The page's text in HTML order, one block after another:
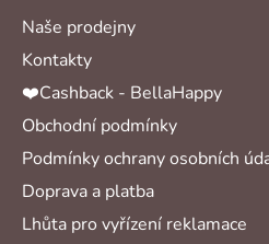
Naše prodejny
Kontakty
❤️Cashback - BellaHappy
Obchodní podmínky
Podmínky ochrany osobních
Doprava a platba
Lhůta pro vyřízení reklamace